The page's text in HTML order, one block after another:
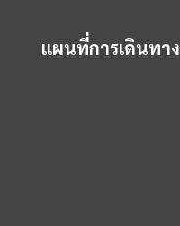
แผนที่การเดินทาง